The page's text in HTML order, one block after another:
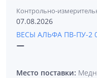
Контрольно-
07.08.2026
ВЕСЫ АЛЬФА ПВ-ПУ-2
—
Место поставки: